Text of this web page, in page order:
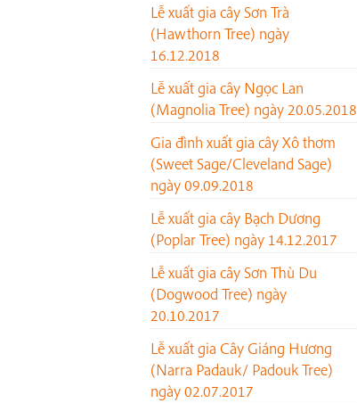
Lễ xuất gia cây Sơn Trà
(Hawthorn Tree) ngày
16.12.2018
Lễ xuất gia cây Ngọc Lan
(Magnolia Tree) ngày 20.05.2018
Gia đình xuất gia cây Xô thơm
(Sweet Sage/Cleveland Sage)
ngày 09.09.2018
Lễ xuất gia cây Bạch Dương
(Poplar Tree) ngày 14.12.2017
Lễ xuất gia cây Sơn Thù Du
(Dogwood Tree) ngày
20.10.2017
Lễ xuất gia Cây Giáng Hương
(Narra Padauk/ Padouk Tree)
ngày 02.07.2017